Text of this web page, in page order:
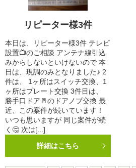
リピーター様3件
本日は、リピーター様3件 テレビ
設置📺のご相談 アンテナ線引込
みからしないといけないので 本
日は、現調のみとなりました♪ 2
件は、 1ヶ所はスイッチ交換、1
ヶ所はプレート交換 3件目は、
勝手口ドア🚪のドアノブ交換 最
近、この案件が続いています！
いつも思いますが 同じ案件が続
く🤔 次は[...]
詳細はこちら